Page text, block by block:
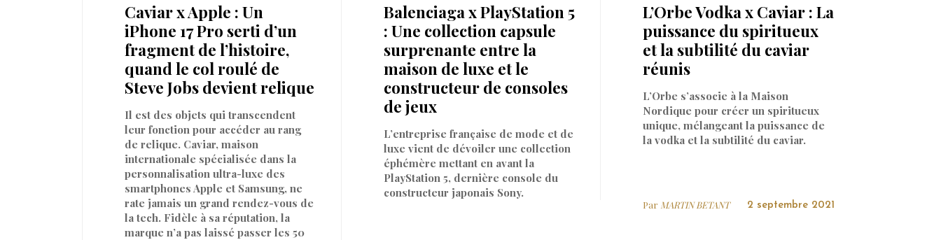
Caviar x Apple : Un
iPhone 17 Pro serti d’un
fragment de l’histoire,
quand le col roulé de
Steve Jobs devient relique
Il est des objets qui transcendent
leur fonction pour accéder au rang
de relique. Caviar, maison
internationale spécialisée dans la
personnalisation ultra-luxe des
smartphones Apple et Samsung, ne
rate jamais un grand rendez-vous de
la tech. Fidèle à sa réputation, la
marque n’a pas laissé passer les 50
Balenciaga x PlayStation 5
: Une collection capsule
surprenante entre la
maison de luxe et le
constructeur de consoles
de jeux
L’entreprise française de mode et de
luxe vient de dévoiler une collection
éphémère mettant en avant la
PlayStation 5, dernière console du
constructeur japonais Sony.
L’Orbe Vodka x Caviar : La
puissance du spiritueux
et la subtilité du caviar
réunis
L’Orbe s’associe à la Maison
Nordique pour créer un spiritueux
unique, mélangeant la puissance de
la vodka et la subtilité du caviar.
Par MARTIN BETANT 2 septembre 2021